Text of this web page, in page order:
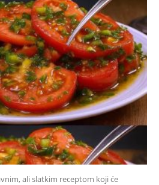
ali slatkim receptom koji će